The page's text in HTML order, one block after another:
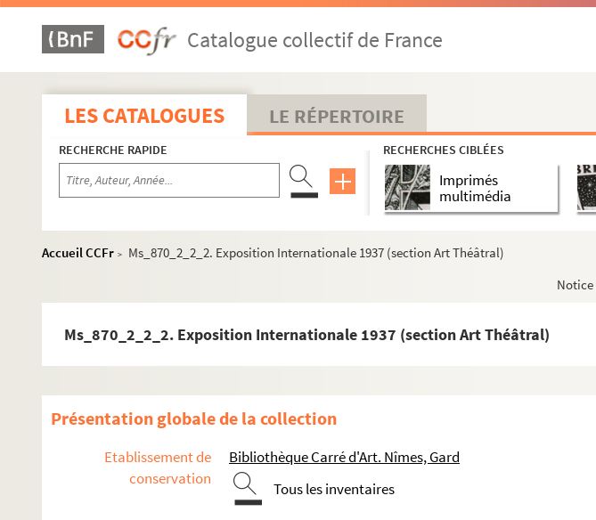
Catalogue collectif de France
LES CATALOGUES LE RÉPERTOIRE
RECHERCHE RAPIDE RECHERCHES CIBLÉES
Imprimés
multimédia
Accueil CCFr >
Ms_870_2_2_2. Exposition Internationale 1937 (section Art Théâtral)
Notice
Ms_870_2_2_2. Exposition Internationale 1937 (section Art Théâtral)
Présentation globale de la collection
Etablissement de
conservation
Bibliothèque Carré d'Art. Nîmes, Gard
Tous les inventaires